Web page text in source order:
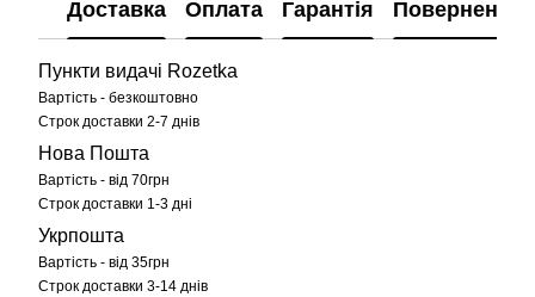
Доставка Оплата Гарантія Повернення
Пункти видачі Rozetka
Вартість - безкоштовно
Строк доставки 2-7 днів
Нова Пошта
Вартість - від 70грн
Строк доставки 1-3 дні
Укрпошта
Вартість - від 35грн
Строк доставки 3-14 днів